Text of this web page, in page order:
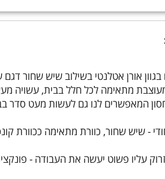
מתאימה לכל חלל בבית, עשויה מעץ
- שיש שחור, כוורת מתאימה ככוורת
עליו פשוט יעשה את העבודה -